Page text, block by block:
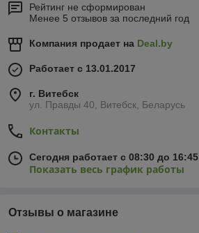
Рейтинг не сформирован
Менее 5 отзывов за последний год
Компания продает на Deal.by
Работает с 13.01.2017
г. Витебск
ул. Правды 40, Витебск, Беларусь
Контакты
Сегодня работает с 08:30 до 16:45
Показать весь график работы
Отзывы о магазине